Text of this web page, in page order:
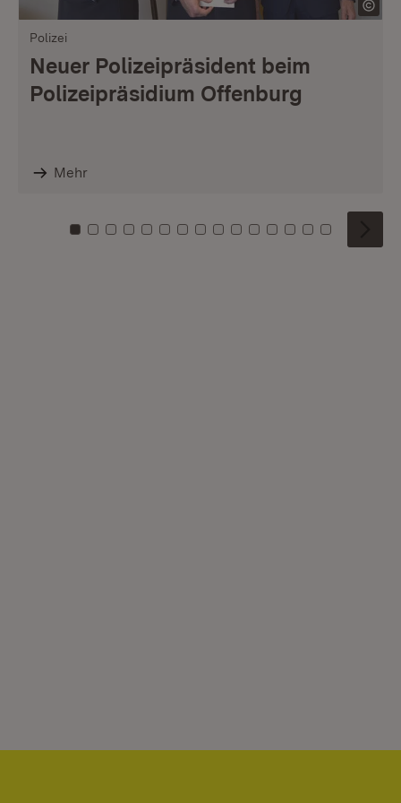
Polizei
Neuer Polizeipräsident beim
Polizeipräsidium Offenburg
Mehr
Zu Kachel: 0
Zu Kachel: 1
Zu Kachel: 2
Zu Kachel: 3
Zu Kachel: 4
Zu Kachel: 5
Zu Kachel: 6
Zu Kachel: 7
Zu Kachel: 8
Zu Kachel: 9
Zu Kachel: 10
Zu Kachel: 11
Zu Kachel: 12
Zu Kachel:
Zu